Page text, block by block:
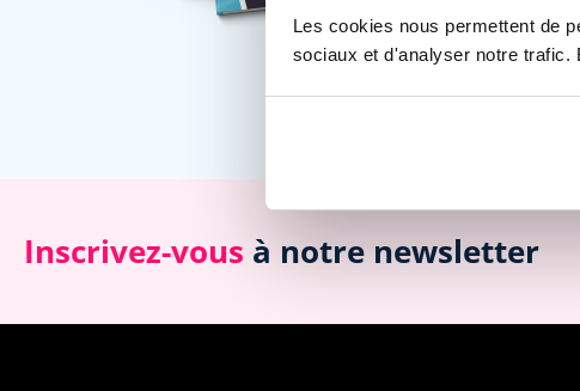
Les cookies nous permettent de
sociaux et d'analyser notre trafic.
Inscrivez-vous à notre newsletter